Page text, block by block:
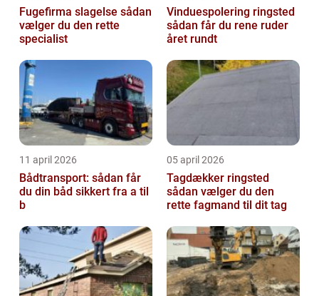
Fugefirma slagelse sådan
vælger du den rette
specialist
Vinduespolering ringsted
sådan får du rene ruder
året rundt
11 april 2026
Bådtransport: sådan får
du din båd sikkert fra a til
b
05 april 2026
Tagdækker ringsted
sådan vælger du den
rette fagmand til dit tag